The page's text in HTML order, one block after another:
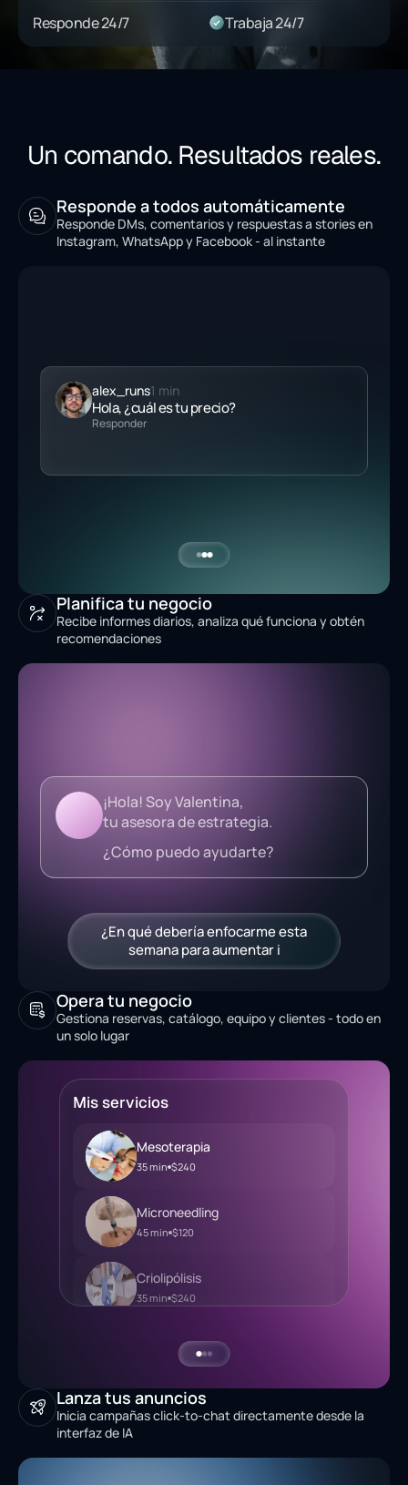
Responde 24/7 Trabaja 24/7
Un comando. Resultados reales.
Responde a todos automáticamente
Responde DMs, comentarios y respuestas a stories en
Instagram, WhatsApp y Facebook - al instante
alex_runs1 min
Hola, ¿cuál es tuprecio?
Responder
Planifica tu negocio
Recibe informes diarios, analiza qué funciona y obtén
recomendaciones
¡Hola! Soy Valentina,
tu asesora de estrategia.
¿Cómo puedo ayudarte?
¿En qué debería enfocarme esta
semana para aumentar ingresos?
Opera tu negocio
Gestiona reservas, catálogo, equipo y clientes - todo en
un solo lugar
Mis servicios
Mesoterapia
35 min $240
Microneedling
45 min $120
Criolipólisis
$240
Lanza tus anuncios
Inicia campañas click-to-chat directamente desde la
interfaz de IA